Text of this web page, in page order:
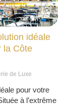
idéale
la Côte
de Luxe
pour votre
à l’extrême